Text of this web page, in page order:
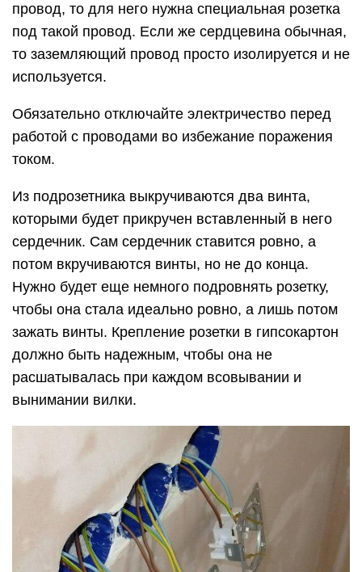
провод, то для него нужна специальная розетка
под такой провод. Если же сердцевина обычная,
то заземляющий провод просто изолируется и не
используется.
Обязательно отключайте электричество перед
работой с проводами во избежание поражения
током.
Из подрозетника выкручиваются два винта,
которыми будет прикручен вставленный в него
сердечник. Сам сердечник ставится ровно, а
потом вкручиваются винты, но не до конца.
Нужно будет еще немного подровнять розетку,
чтобы она стала идеально ровно, а лишь потом
зажать винты. Крепление розетки в гипсокартон
должно быть надежным, чтобы она не
расшатывалась при каждом всовывании и
вынимании вилки.